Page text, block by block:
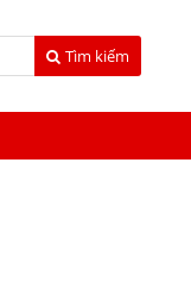
Tìm kiếm